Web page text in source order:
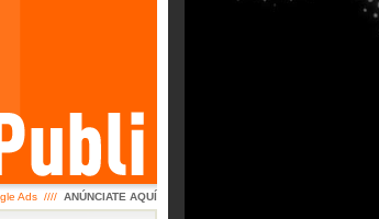
Ads //// ANÚNCIATE AQUÍ